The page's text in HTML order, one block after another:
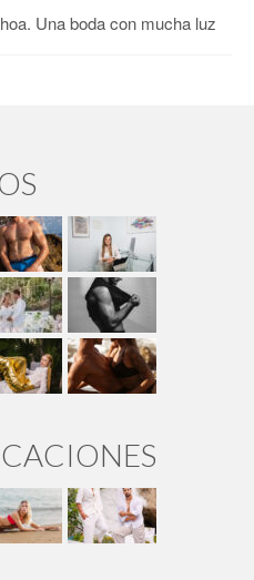
Una boda con mucha luz